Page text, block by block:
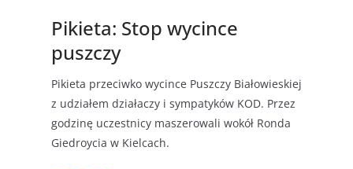
Pikieta: Stop wycince
puszczy
Pikieta przeciwko wycince Puszczy Białowieskiej
z udziałem działaczy i sympatyków KOD. Przez
godzinę uczestnicy maszerowali wokół Ronda
Giedroycia w Kielcach.